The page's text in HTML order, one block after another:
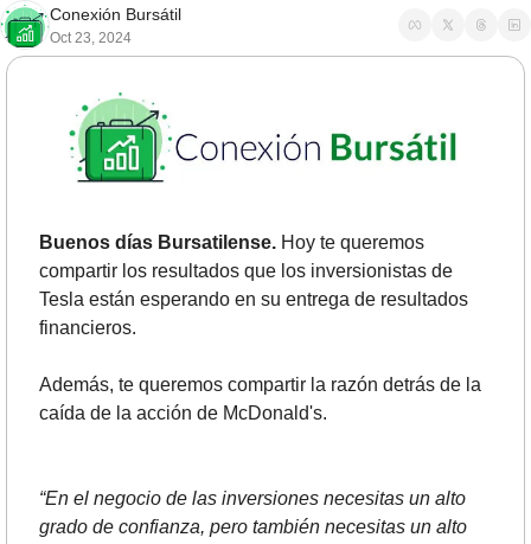
Conexión Bursátil
Oct 23, 2024
Buenos días Bursatilense. Hoy te queremos
compartir los resultados que los inversionistas de
Tesla están esperando en su entrega de resultados
financieros.
Además, te queremos compartir la razón detrás de la
caída de la acción de McDonald's.
“En el negocio de las inversiones necesitas un alto
grado de confianza, pero también necesitas un alto